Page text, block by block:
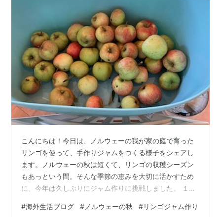
こんにちは！今日は、ノルウェーの我が家の庭で育った
リンゴを使って、手作りジャムをつくる様子をシェアし
ます。ノルウェーの秋は短くて、リンゴの収穫シーズン
もあっという間。そんな季節の恵みを大切に活かすため
に、今年は久しぶりにジャム作りに挑戦しました。 １．
量はこの２倍。 うちの庭には、前所有者さんの時代から
#海外生活ブログ # ノルウェーの秋 #リンゴジャム作り